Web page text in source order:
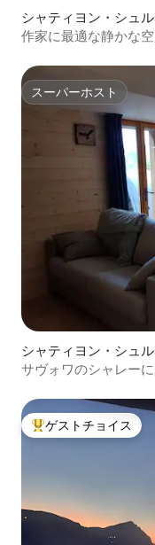
シャティヨン・シュ
ウス
作家に最適な静かな
スーパーホスト
スーパーホスト
シャティヨン・シュ
ン・アパート
サヴォワのシャレー
大好評のゲストチョイ
ゲストチョイス